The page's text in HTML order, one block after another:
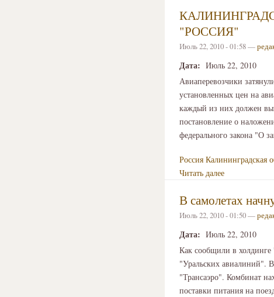
"РОССИЯ"
Июль 22, 2010 - 01:58 —
Дата: Июль 22, 2010
Авиаперевозчики
установленных цен на
каждый из них должен
постановление о
федерального закона "О
Россия Калининградская
Читать далее
В самолетах
Июль 22, 2010 - 01:50 —
Дата: Июль 22, 2010
Как сообщили в
"Уральских авиалиний".
"Трансаэро". Комбинат
поставки питания на